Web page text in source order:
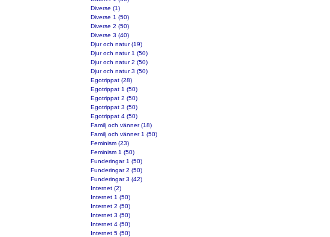
Diverse (1)
Diverse 1 (50)
Diverse 2 (50)
Diverse 3 (40)
Djur och natur (19)
Djur och natur 1 (50)
Djur och natur 2 (50)
Djur och natur 3 (50)
Egotrippat (28)
Egotrippat 1 (50)
Egotrippat 2 (50)
Egotrippat 3 (50)
Egotrippat 4 (50)
Familj och vänner (18)
Familj och vänner 1 (50)
Feminism (23)
Feminism 1 (50)
Funderingar 1 (50)
Funderingar 2 (50)
Funderingar 3 (42)
Internet (2)
Internet 1 (50)
Internet 2 (50)
Internet 3 (50)
Internet 4 (50)
Internet 5 (50)